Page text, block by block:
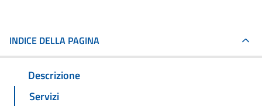
INDICE DELLA PAGINA
Descrizione
Servizi